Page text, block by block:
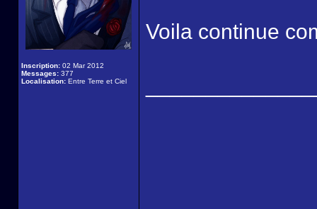
Inscription: 02 Mar 2012
Messages: 377
Localisation: Entre Terre et Ciel
Voila continue